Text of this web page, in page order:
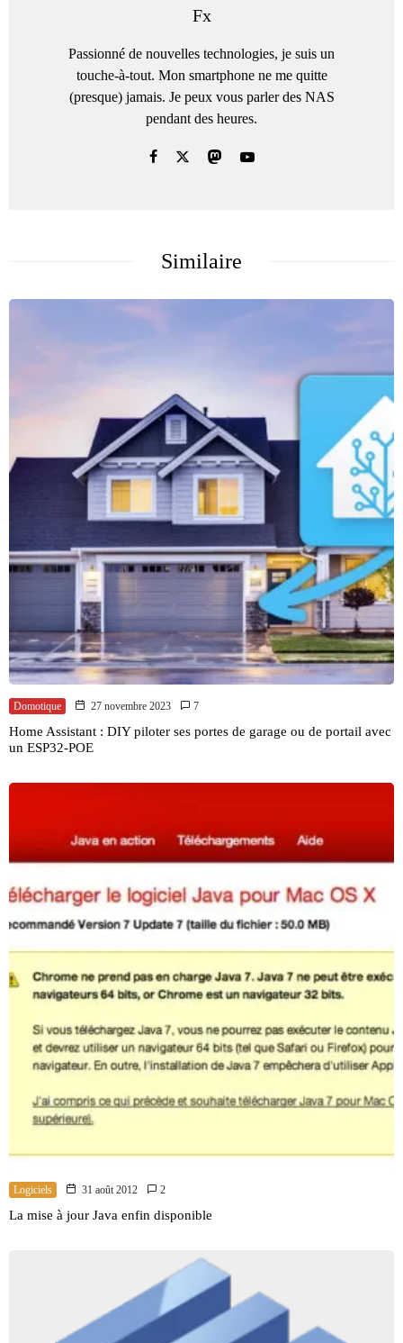
Fx
Passionné de nouvelles technologies, je suis un
touche-à-tout. Mon smartphone ne me quitte
(presque) jamais. Je peux vous parler des NAS
pendant des heures.
Similaire
Domotique 27 novembre 2023 7
Home Assistant : DIY piloter ses portes de garage ou de portail avec
un ESP32-POE
Logiciels 31 août 2012 2
La mise à jour Java enfin disponible